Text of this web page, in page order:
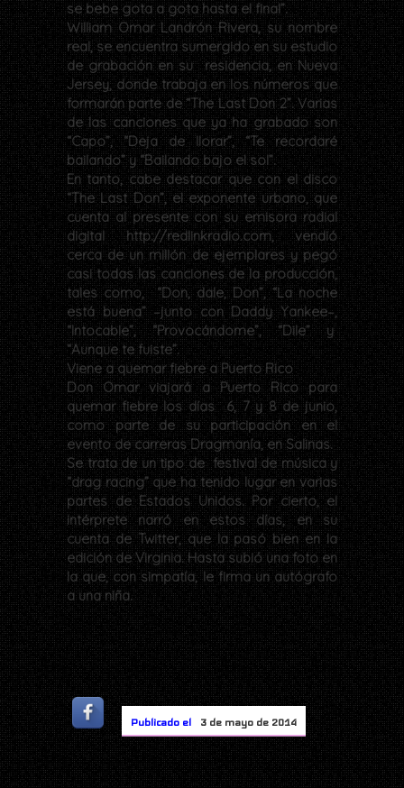
se bebe gota a gota hasta el final”.
William Omar Landrón Rivera, su nombre
real, se encuentra sumergido en su estudio
de grabación en su residencia, en Nueva
Jersey, donde trabaja en los números que
formarán parte de “The Last Don 2”. Varias
de las canciones que ya ha grabado son
“Capo”, “Deja de llorar”, “Te recordaré
bailando” y “Bailando bajo el sol”.
En tanto, cabe destacar que con el disco
“The Last Don”, el exponente urbano, que
cuenta al presente con su emisora radial
digital http://redlinkradio.com, vendió
cerca de un millón de ejemplares y pegó
casi todas las canciones de la producción,
tales como, “Don, dale, Don”, “La noche
está buena” –junto con Daddy Yankee–,
“Intocable”, “Provocándome”, “Dile” y
“Aunque te fuiste”.
Viene a quemar fiebre a Puerto Rico
Don Omar viajará a Puerto Rico para
quemar fiebre los días 6, 7 y 8 de junio,
como parte de su participación en el
evento de carreras Dragmanía, en Salinas.
Se trata de un tipo de festival de música y
“drag racing” que ha tenido lugar en varias
partes de Estados Unidos. Por cierto, el
intérprete narró en estos días, en su
cuenta de Twitter, que la pasó bien en la
edición de Virginia. Hasta subió una foto en
la que, con simpatía, le firma un autógrafo
a una niña.
Publicado el 3 de mayo de 2014